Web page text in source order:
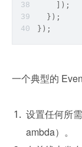
    ]);
  });
});
一个典型的
设置任何所
ambda）。